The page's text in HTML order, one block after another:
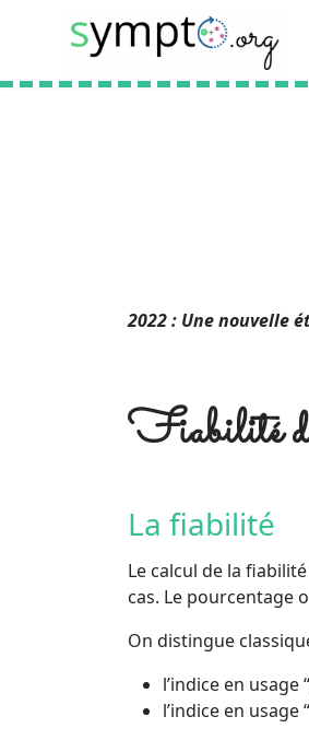
2022 : Une nouvelle
Fiabilité
La fiabilité
Le calcul de la
cas. Le pourcentage
On distingue
l’indice en
l’indice en